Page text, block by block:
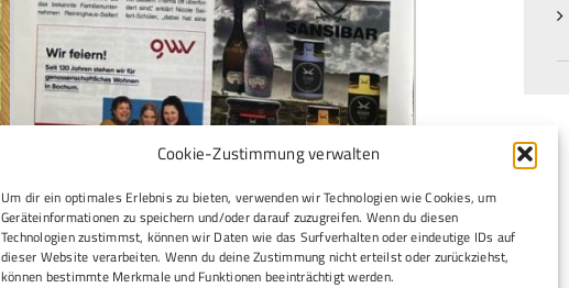
Cookie-Zustimmung verwalten
Um dir ein optimales Erlebnis zu bieten, verwenden wir Technologien wie Cookies, um
Geräteinformationen zu speichern und/oder darauf zuzugreifen. Wenn du diesen
Technologien zustimmst, können wir Daten wie das Surfverhalten oder eindeutige IDs auf
dieser Website verarbeiten. Wenn du deine Zustimmung nicht erteilst oder zurückziehst,
können bestimmte Merkmale und Funktionen beeinträchtigt werden.
Und hier erklärt unsere Nicole Seifert-Schüler, was einen
demenfreundlichen Bestatter auszeichnet.